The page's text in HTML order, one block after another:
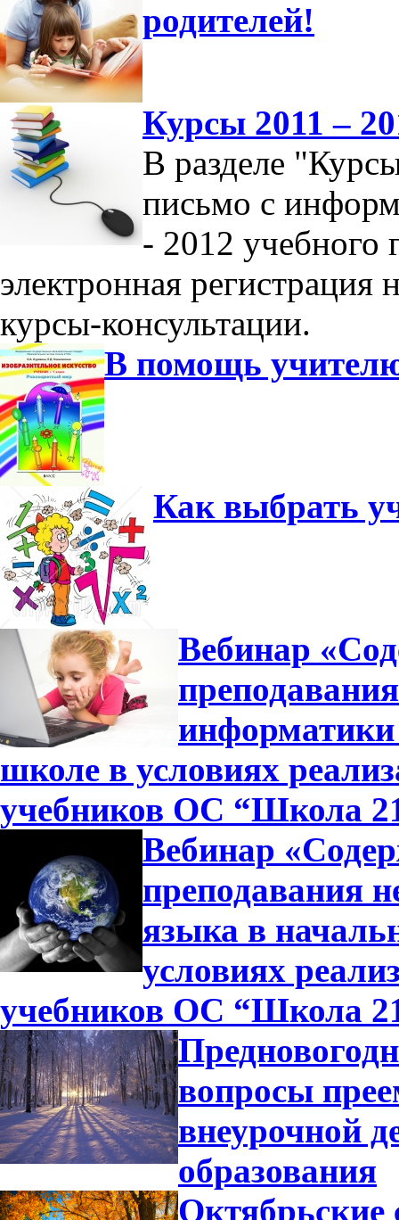
родителей!
Курсы 2011 –
В разделе
письмо с
- 2012 учебного
электронная
курсы-консультации.
В помощь
Как выбрать
Вебинар
информатики
школе в условиях
учебников ОС “Школа
Вебинар
преподавания
языка в
условиях
учебников ОС “Школа
вопросы
внеурочной
образования